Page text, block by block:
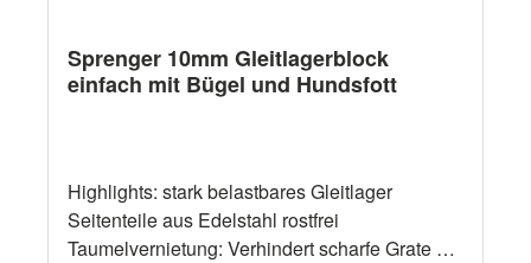
Sprenger 10mm Gleitlagerblock
einfach mit Bügel und Hundsfott
Highlights: stark belastbares Gleitlager
Seitenteile aus Edelstahl rostfrei
Taumelvernietung: Verhindert scharfe Grate am